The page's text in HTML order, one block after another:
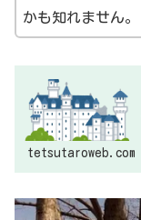
かも知れません。
tetsutaroweb.com